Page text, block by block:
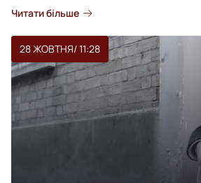
Читати більше
28 ЖОВТНЯ/ 11:28